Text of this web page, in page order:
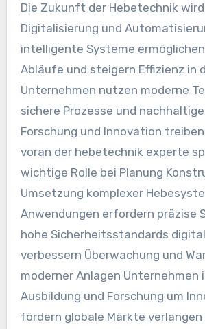
Die Zukunft der Hebetechnik
Digitalisierung und
intelligente Systeme
Abläufe und steigern Effizienz in
Unternehmen nutzen moderne
sichere Prozesse und
Forschung und Innovation
voran der hebetechnik experte
wichtige Rolle bei Planung
Umsetzung komplexer
Anwendungen erfordern präzise
hohe Sicherheitsstandards
verbessern Überwachung und
moderner Anlagen Unternehmen
Ausbildung und Forschung um
fördern globale Märkte